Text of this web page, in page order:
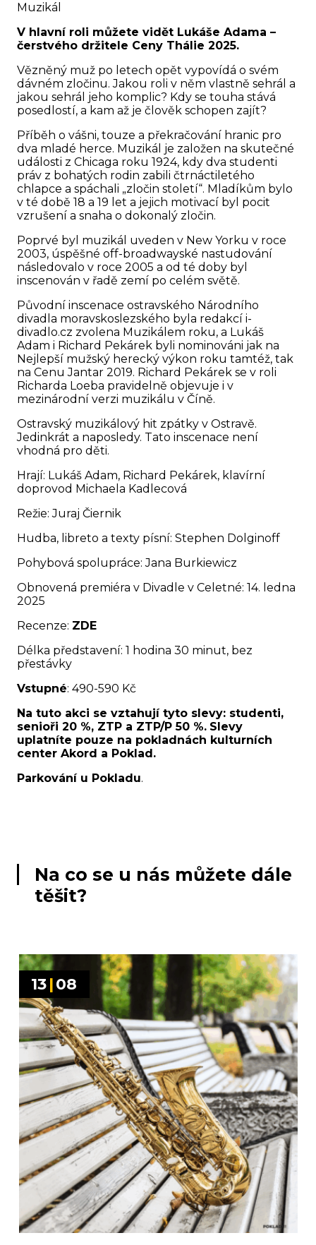
Muzikál
V hlavní roli můžete vidět Lukáše Adama –
čerstvého držitele Ceny Thálie 2025.
Vězněný muž po letech opět vypovídá o svém
dávném zločinu. Jakou roli v něm vlastně sehrál a
jakou sehrál jeho komplic? Kdy se touha stává
posedlostí, a kam až je člověk schopen zajít?
Příběh o vášni, touze a překračování hranic pro
dva mladé herce. Muzikál je založen na skutečné
události z Chicaga roku 1924, kdy dva studenti
práv z bohatých rodin zabili čtrnáctiletého
chlapce a spáchali „zločin století“. Mladíkům bylo
v té době 18 a 19 let a jejich motivací byl pocit
vzrušení a snaha o dokonalý zločin.
Poprvé byl muzikál uveden v New Yorku v roce
2003, úspěšné off-broadwayské nastudování
následovalo v roce 2005 a od té doby byl
inscenován v řadě zemí po celém světě.
Původní inscenace ostravského Národního
divadla moravskoslezského byla redakcí i-
divadlo.cz zvolena Muzikálem roku, a Lukáš
Adam i Richard Pekárek byli nominováni jak na
Nejlepší mužský herecký výkon roku tamtéž, tak
na Cenu Jantar 2019. Richard Pekárek se v roli
Richarda Loeba pravidelně objevuje i v
mezinárodní verzi muzikálu v Číně.
Ostravský muzikálový hit zpátky v Ostravě.
Jedinkrát a naposledy. Tato inscenace není
vhodná pro děti.
Hrají: Lukáš Adam, Richard Pekárek, klavírní
doprovod Michaela Kadlecová
Režie: Juraj Čiernik
Hudba, libreto a texty písní: Stephen Dolginoff
Pohybová spolupráce: Jana Burkiewicz
Obnovená premiéra v Divadle v Celetné: 14. ledna
2025
Recenze: ZDE
Délka představení: 1 hodina 30 minut, bez
přestávky
Vstupné: 490-590 Kč
Na tuto akci se vztahují tyto slevy: studenti,
senioři 20 %, ZTP a ZTP/P 50 %. Slevy
uplatníte pouze na pokladnách kulturních
center Akord a Poklad.
Parkování u Pokladu.
Na co se u nás můžete dále
těšit?
13|08